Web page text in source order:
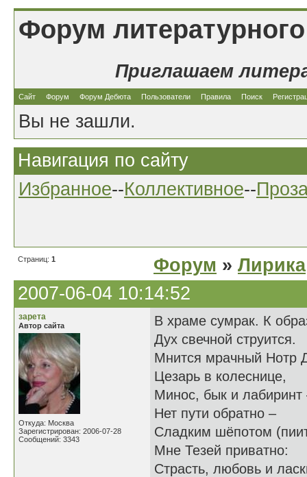
Форум
Приглашаем
Сайт Форум Форум Дебюта Пользователи Правила Поиск
Вы не зашли.
Навигация по сайту
Избранное--Коллективное--
Страниц: 1 Форум » Лирика
2007-06-04 10:14:52
зарета
Автор сайта
Откуда: Москва
Зарегистрирован: 2006-07-28
Сообщений: 3343
В храме сумрак. К
Дух свечной струится.
Мнится мрачный Нотр
Цезарь в колеснице,
Минос, бык и лабиринт
Нет пути обратно –
Сладким шёпотом
Мне Тезей приватно:
Страсть, любовь и